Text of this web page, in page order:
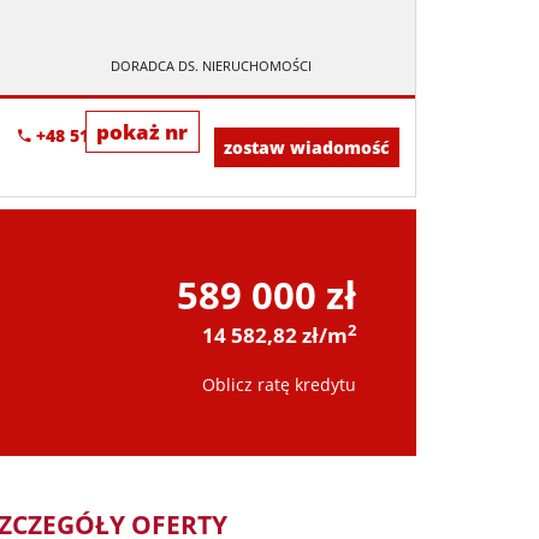
DORADCA DS. NIERUCHOMOŚCI
pokaż nr
+48 518-967-677
zostaw wiadomość
589 000 zł
14 582,82 zł/m2
Oblicz ratę kredytu
OFERTY